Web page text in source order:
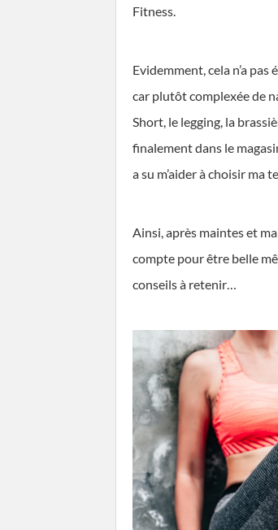
Fitness.
Evidemment, cela n’a
car plutôt complexée de
Short, le legging, la
finalement dans le
a su m’aider à choisir ma
Ainsi, après maintes et
compte pour être belle
conseils à retenir…